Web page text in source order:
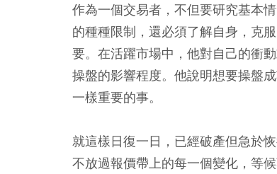
作為一個交易者，不但要研究基本
的種種限制，還必須了解自身，克
要。在活躍市場中，他對自己的衝
操盤的影響程度。他說明想要操盤
一樣重要的事。
就這樣日復一日，已經破產但急於
不放過報價帶上的每一個變化，等